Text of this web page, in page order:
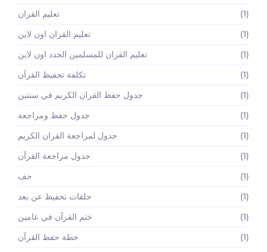
تعليم القران
(1)
تعليم القران اون لاين
(1)
تعليم القران للمسلمين الجدد اون لاين
(1)
تكلفة تحفيظ القرآن
(1)
جدول حفظ القران الكريم في سنتين
(1)
جدول حفظ ومراجعة
(1)
جدول لمراجعة القران الكريم
(1)
جدول مراجعة القرآن
(1)
حف
(1)
حلقات تحفيظ عن بعد
(1)
ختم القرآن في عامين
(1)
خطة حفظ القرآن
(1)